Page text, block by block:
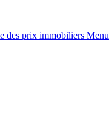
des prix immobiliers Menu